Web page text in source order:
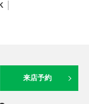
来店予約